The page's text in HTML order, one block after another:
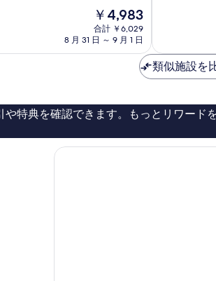
現
在
の
￥4,983
合計 ￥6,029
8 月 31 日 ～ 9 月 1 日
浜
市
中
部
口
コ
ミ
件
件
口
類似施設を
や特典を確認できます。もっとリワード